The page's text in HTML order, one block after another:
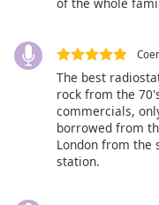
descriptions
selected
subtitles
settings,
opens
subtitles
The best
rock from the
commercials,
borrowed from
London from the
station.